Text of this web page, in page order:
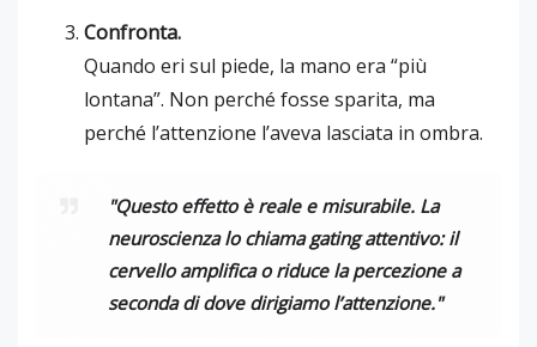
Confronta.
Quando eri sul piede, la mano era “più
lontana”. Non perché fosse sparita, ma
perché l’attenzione l’aveva lasciata in ombra.
"Questo effetto è reale e misurabile. La
neuroscienza lo chiamagating attentivo: il
cervello amplifica o riduce la percezione a
seconda di dove dirigiamo l’attenzione."